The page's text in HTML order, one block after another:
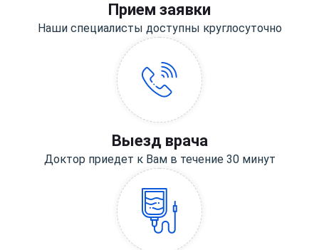
Прием заявки
Наши специалисты доступны круглосуточно
Выезд врача
Доктор приедет к Вам в течение 30 минут